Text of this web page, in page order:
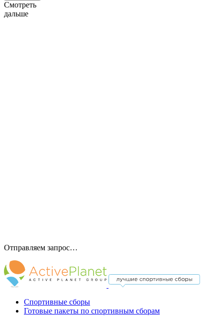
Смотреть
дальше
Отправляем запрос…
Спортивные сборы
Готовые пакеты по спортивным сборам